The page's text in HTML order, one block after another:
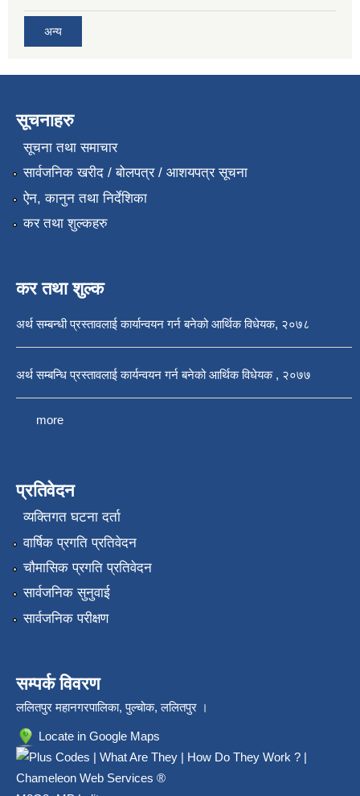
अन्य
सूचनाहरु
सूचना तथा समाचार
सार्वजनिक खरीद / बोलपत्र / आशयपत्र सूचना
ऐन, कानुन तथा निर्देशिका
कर तथा शुल्कहरु
कर तथा शुल्क
अर्थ सम्बन्धी प्रस्तावलाई कार्यान्वयन गर्न बनेको आर्थिक विधेयक, २०७८
अर्थ सम्बन्धि प्रस्तावलाई कार्यन्वयन गर्न बनेको आर्थिक विधेयक , २०७७
more
प्रतिवेदन
व्यक्तिगत घटना दर्ता
वार्षिक प्रगति प्रतिवेदन
चौमासिक प्रगति प्रतिवेदन
सार्वजनिक सुनुवाई
सार्वजनिक परीक्षण
सम्पर्क विवरण
ललितपुर महानगरपालिका, पुल्चोक, ललितपुर ।
Locate in Google Maps